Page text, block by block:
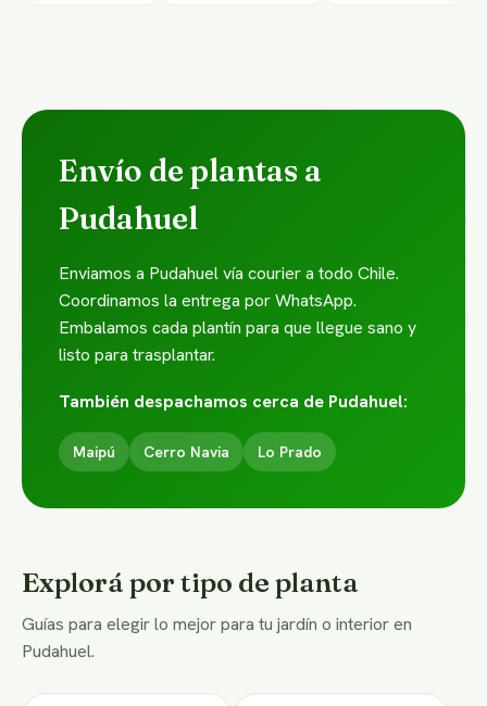
Envío de plantas a
Pudahuel
Enviamos a Pudahuel vía courier a todo Chile.
Coordinamos la entrega por WhatsApp.
Embalamos cada plantín para que llegue sano y
listo para trasplantar.
También despachamos cerca de Pudahuel:
Maipú Cerro Navia Lo Prado
Explorá por tipo de planta
Guías para elegir lo mejor para tu jardín o interior en
Pudahuel.